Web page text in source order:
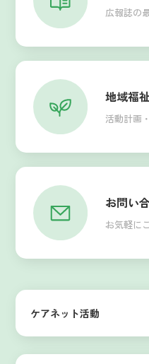
広報誌の
地域福
活動計画
お問い
お気軽に
ケアネット活動